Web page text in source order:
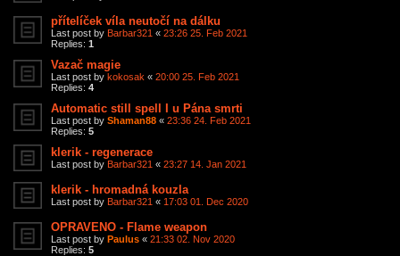
přítelíček víla neutočí na dálku
Last post by Barbar321 « 23:26 25. Feb 2021
Replies: 1
Vazač magie
Last post by kokosak « 20:00 25. Feb 2021
Replies: 4
Automatic still spell I u Pána smrti
Last post by Shaman88 « 23:36 24. Feb 2021
Replies: 5
klerik - regenerace
Last post by Barbar321 « 23:27 14. Jan 2021
klerik - hromadná kouzla
Last post by Barbar321 « 17:03 01. Dec 2020
OPRAVENO - Flame weapon
Last post by Paulus « 21:33 02. Nov 2020
Replies: 5